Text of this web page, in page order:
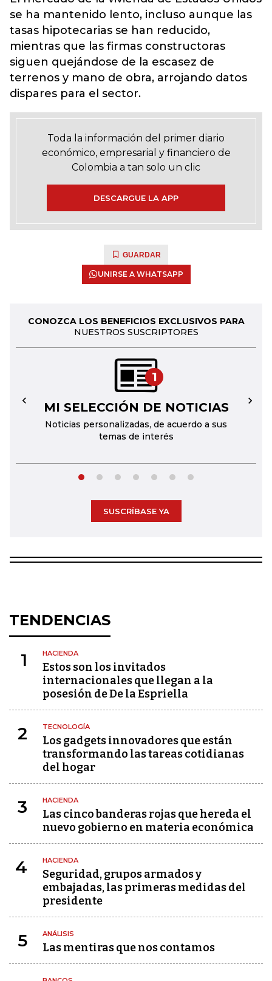
se ha mantenido lento, incluso aunque las
tasas hipotecarias se han reducido,
mientras que las firmas constructoras
siguen quejándose de la escasez de
terrenos y mano de obra, arrojando datos
dispares para el sector.
Toda la información del primer diario
económico, empresarial y financiero de
Colombia a tan solo un clic
DESCARGUE LA APP
GUARDAR
UNIRSE A WHATSAPP
CONOZCA LOS BENEFICIOS EXCLUSIVOS PARA
NUESTROS SUSCRIPTORES
1
MI SELECCIÓN DE NOTICIAS
Noticias personalizadas, de acuerdo a sus
temas de interés
← →
SUSCRÍBASE YA
TENDENCIAS
1 HACIENDA
Estos son los invitados
internacionales que llegan a la
posesión de De la Espriella
2 TECNOLOGÍA
Los gadgets innovadores que están
transformando las tareas cotidianas
del hogar
3 HACIENDA
Las cinco banderas rojas que hereda el
nuevo gobierno en materia económica
4 HACIENDA
Seguridad, grupos armados y
embajadas, las primeras medidas del
presidente
5 ANÁLISIS
Las mentiras que nos contamos